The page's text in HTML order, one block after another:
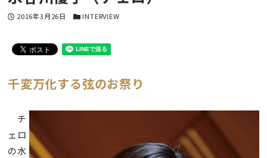
投稿日
2016年3月26日 カテゴリー
INTERVIEW
千変万化する弦のお祭り
チ
ェロ
の水